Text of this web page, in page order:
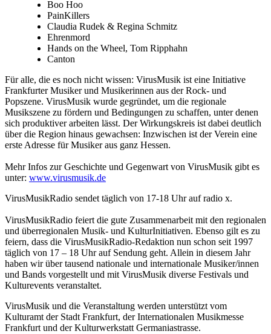
Boo Hoo
PainKillers
Claudia Rudek & Regina Schmitz
Ehrenmord
Hands on the Wheel, Tom Ripphahn
Canton
Für alle, die es noch nicht wissen: VirusMusik ist eine Initiative
Frankfurter Musiker und Musikerinnen aus der Rock- und
Popszene. VirusMusik wurde gegründet, um die regionale
Musikszene zu fördern und Bedingungen zu schaffen, unter denen
sich produktiver arbeiten lässt. Der Wirkungskreis ist dabei deutlich
über die Region hinaus gewachsen: Inzwischen ist der Verein eine
erste Adresse für Musiker aus ganz Hessen.
Mehr Infos zur Geschichte und Gegenwart von VirusMusik gibt es
unter: www.virusmusik.de
VirusMusikRadio sendet täglich von 17-18 Uhr auf radio x.
VirusMusikRadio feiert die gute Zusammenarbeit mit den regionalen
und überregionalen Musik- und KulturInitiativen. Ebenso gilt es zu
feiern, dass die VirusMusikRadio-Redaktion nun schon seit 1997
täglich von 17 – 18 Uhr auf Sendung geht. Allein in diesem Jahr
haben wir über tausend nationale und internationale Musiker/innen
und Bands vorgestellt und mit VirusMusik diverse Festivals und
Kulturevents veranstaltet.
VirusMusik und die Veranstaltung werden unterstützt vom
Kulturamt der Stadt Frankfurt, der Internationalen Musikmesse
Frankfurt und der Kulturwerkstatt Germaniastrasse.